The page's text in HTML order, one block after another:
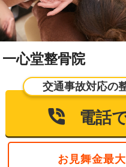
一心堂整骨院
交通事故対応の
電話
お見舞金最大